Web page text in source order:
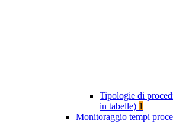
Tipologie di
in tabelle) 1
Monitoraggio tempi